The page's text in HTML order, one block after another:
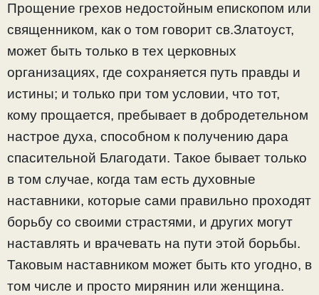
Прощение грехов недостойным епископом или
священником, как о том говорит св.Златоуст,
может быть только в тех церковных
организациях, где сохраняется путь правды и
истины; и только при том условии, что тот,
кому прощается, пребывает в добродетельном
настрое духа, способном к получению дара
спасительной Благодати. Такое бывает только
в том случае, когда там есть духовные
наставники, которые сами правильно проходят
борьбу со своими страстями, и других могут
наставлять и врачевать на пути этой борьбы.
Таковым наставником может быть кто угодно, в
том числе и просто мирянин или женщина.